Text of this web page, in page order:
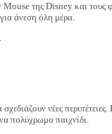
της Disney και τους
άνεση όλη μέρα.
νέες περιπέτειες.
πολύχρωμο παιχνίδι.